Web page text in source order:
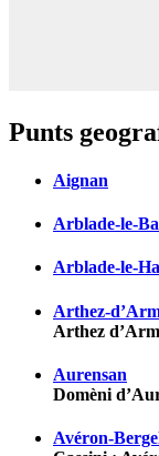
Punts
Aignan
Arblade-le-
Arblade-le-
Arthez-
Arthez
Aurensan
Domèni
Avéron-